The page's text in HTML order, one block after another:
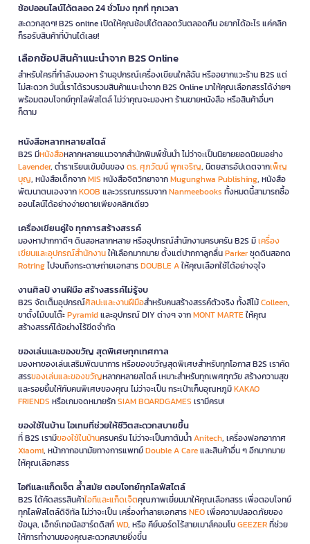
ช้อปออนไลน์ได้ตลอด 24 ชั่วโมง ทุกที่ ทุกเวลา
สะดวกสุดๆ! B2S online เปิดให้คุณช้อปได้ตลอดวันตลอดคืน อยากได้อะไร แค่คลิก
ก็รอรับสินค้าที่บ้านได้เลย!
เลือกช้อปสินค้าแนะนำจาก B2S Online
สำหรับใครที่กำลังมองหา ร้านอุปกรณ์เครื่องเขียนใกล้ฉัน หรืออยากแวะร้าน B2S แต่
ไม่สะดวก วันนี้เราได้รวบรวมสินค้าแนะนำจาก B2S Online มาให้คุณเลือกสรรได้ง่ายๆ
พร้อมตอบโจทย์ทุกไลฟ์สไตล์ ไม่ว่าคุณจะมองหา ร้านขายหนังสือ หรือสินค้าอื่นๆ
ก็ตาม
หนังสือหลากหลายสไตล์
B2S มีหนังสือหลากหลายแนวจากสำนักพิมพ์ชั้นนำ ไม่ว่าจะเป็นนิยายยอดนิยมอย่าง
Lavender, ตำราเรียนเข้มข้นของดร. ศุภวัฒน์ พุกเจริญ, นิตยสารอัปเดตจากเพ็ญ
บุญ, หนังสือเด็กจากMIS หนังสือจิตวิทยาจากMugunghwa Publishing, หนังสือ
พัฒนาตนเองจากKOOB และวรรณกรรมจากNanmeebooks ทั้งหมดนี้สามารถซื้อ
ออนไลน์ได้อย่างง่ายดายเพียงคลิกเดียว
เครื่องเขียนคู่ใจ ทุกการสร้างสรรค์
มองหาปากกาดีๆ ดินสอหลากหลาย หรืออุปกรณ์สำนักงานครบครัน B2S มีเครื่อง
เขียนและอุปกรณ์สำนักงานให้เลือกมากมาย ตั้งแต่ปากกาลูกลื่นParkerชุดดินสอกด
Rotringไปจนถึงกระดาษถ่ายเอกสารDOUBLE Aให้คุณเลือกใช้ได้อย่างจุใจ
งานศิลป์ งานฝีมือ สร้างสรรค์ไม่รู้จบ
B2S จัดเต็มอุปกรณ์ศิลปะและงานฝีมือสำหรับคนสร้างสรรค์ตัวจริง ทั้งสีไม้Colleen,
ขาตั้งไม้บนโต๊ะPyramidและอุปกรณ์ DIY ต่างๆ จากMONT MARTEให้คุณ
สร้างสรรค์ได้อย่างไร้ขีดจำกัด
ของเล่นและของขวัญ สุดพิเศษทุกเทศกาล
มองหาของเล่นเสริมพัฒนาการ หรือของขวัญสุดพิเศษสำหรับทุกโอกาส B2S เราคัด
สรรของเล่นและของขวัญหลากหลายสไตล์ เหมาะสำหรับทุกเพศทุกวัย สร้างความสุข
และรอยยิ้มให้กับคนพิเศษของคุณ ไม่ว่าจะเป็น กระเป๋าเก็บอุณหภูมิKAKAO
FRIENDS หรือเกมจดหมายรักSIAM BOARDGAMES เรามีครบ!
ของใช้ในบ้าน ไอเทมที่ช่วยให้ชีวิตสะดวกสบายขึ้น
ที่ B2S เรามีของใช้ในบ้านครบครัน ไม่ว่าจะเป็นกาต้มน้ำAnitech, เครื่องฟอกอากาศ
Xiaomi, หน้ากากอนามัยทางการแพทย์Double A Careและสินค้าอื่น ๆ อีกมากมาย
ให้คุณเลือกสรร
ไอทีและแก็ดเจ็ต ล้ำสมัย ตอบโจทย์ทุกไลฟ์สไตล์
B2S ได้คัดสรรสินค้าไอทีและแก็ดเจ็ตคุณภาพเยี่ยมมาให้คุณเลือกสรร เพื่อตอบโจทย์
ทุกไลฟ์สไตล์ดิจิทัล ไม่ว่าจะเป็น เครื่องทำลายเอกสารNEOเพื่อความปลอดภัยของ
ข้อมูล, เอ็กซ์เทอนัลฮาร์ดดิสก์WD, หรือ คีย์บอร์ดไร้สายเมาส์คอมโบGEEZERที่ช่วย
ให้การทำงานของคุณสะดวกสบายยิ่งขึ้น